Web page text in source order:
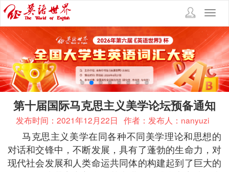
第十届国际马克思主义美学论坛预备通知
发布时间：2021年12月22日 作者：发布人：nanyuzi
马克思主义美学在同各种不同美学理论和思想的
对话和交锋中，不断发展，具有了蓬勃的生命力，对
现代社会发展和人类命运共同体的构建起到了巨大的